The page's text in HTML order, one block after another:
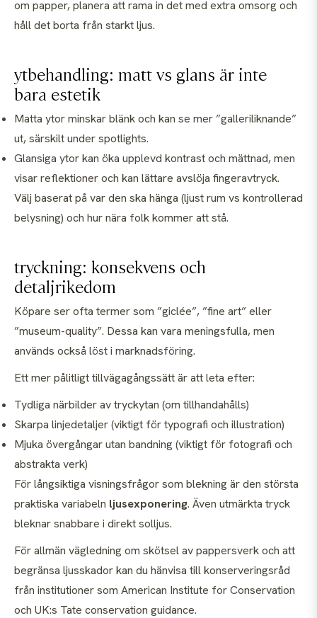
om papper, planera att rama in det med extra omsorg och
håll det borta från starkt ljus.
ytbehandling: matt vs glans är inte
bara estetik
Matta ytor minskar blänk och kan se mer ”galleriliknande”
ut, särskilt under spotlights.
Glansiga ytor kan öka upplevd kontrast och mättnad, men
visar reflektioner och kan lättare avslöja fingeravtryck.
Välj baserat på var den ska hänga (ljust rum vs kontrollerad
belysning) och hur nära folk kommer att stå.
tryckning: konsekvens och
detaljrikedom
Köpare ser ofta termer som ”giclée”, ”fine art” eller
”museum-quality”. Dessa kan vara meningsfulla, men
används också löst i marknadsföring.
Ett mer pålitligt tillvägagångssätt är att leta efter:
Tydliga närbilder av tryckytan (om tillhandahålls)
Skarpa linjedetaljer (viktigt för typografi och illustration)
Mjuka övergångar utan bandning (viktigt för fotografi och
abstrakta verk)
För långsiktiga visningsfrågor som blekning är den största
praktiska variabeln ljusexponering. Även utmärkta tryck
bleknar snabbare i direkt solljus.
För allmän vägledning om skötsel av pappersverk och att
begränsa ljusskador kan du hänvisa till konserveringsråd
från institutioner som American Institute for Conservation
och UK:s Tate conservation guidance.